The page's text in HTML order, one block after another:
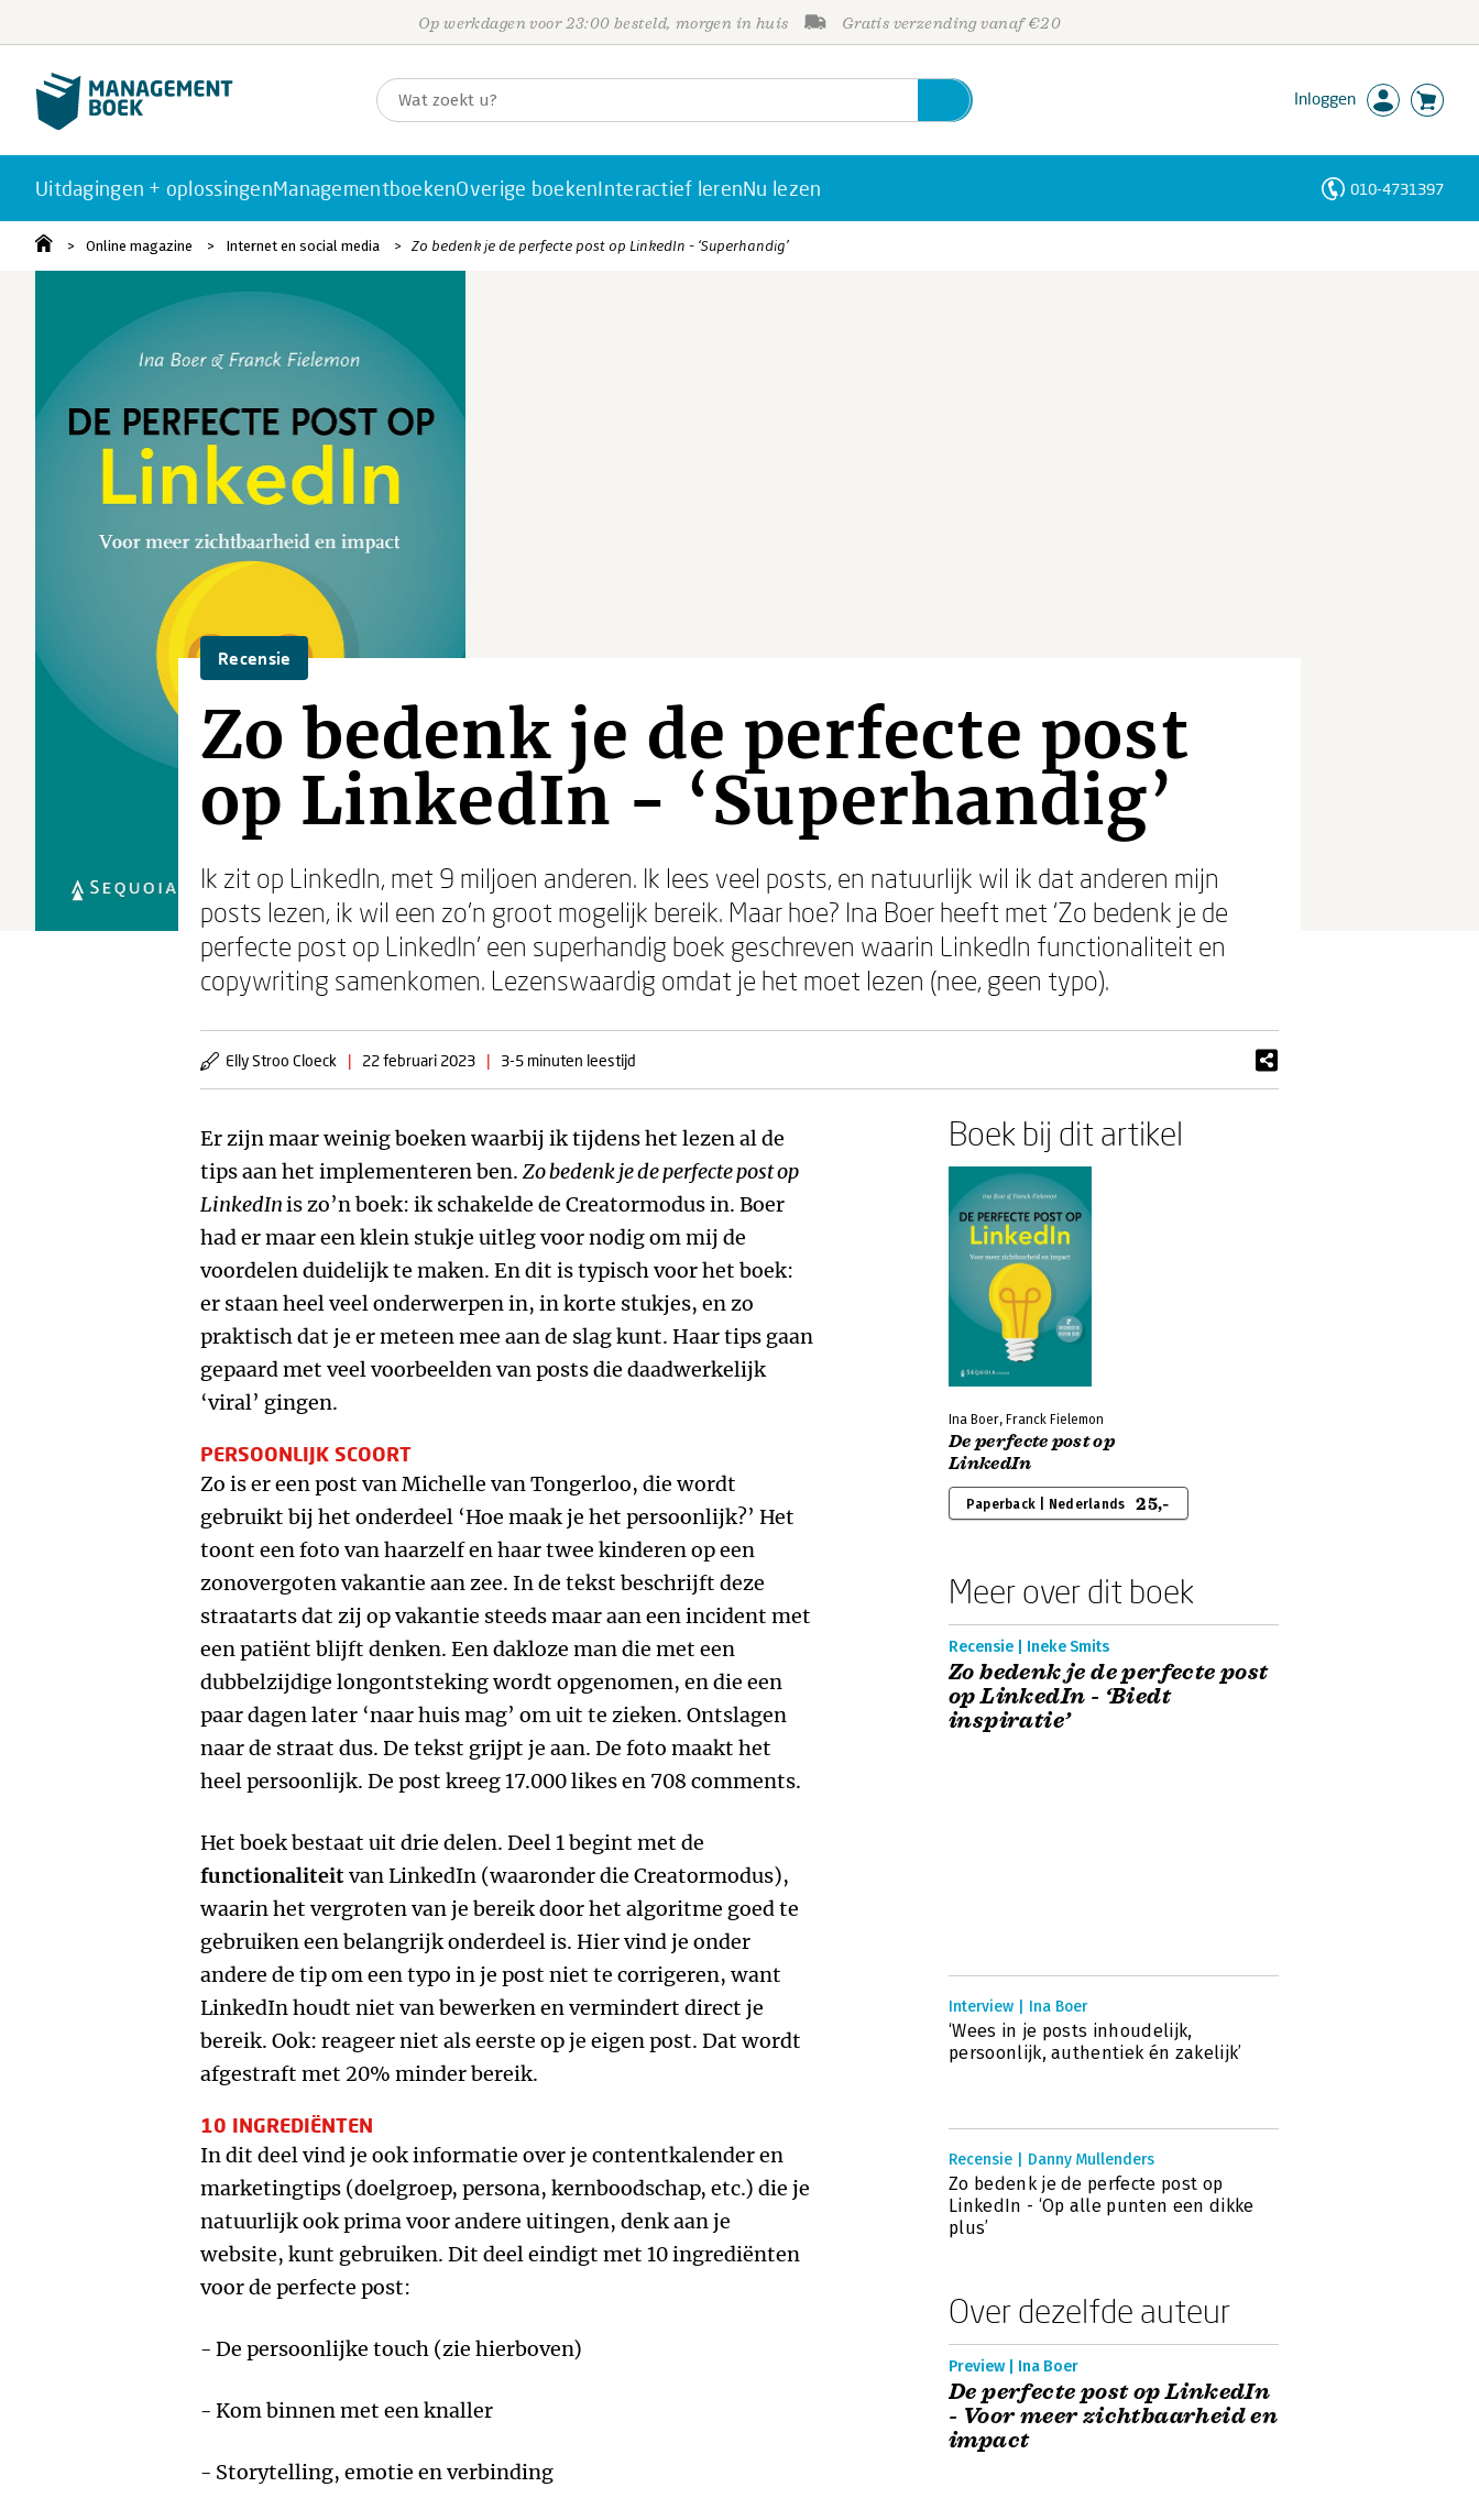
Op werkdagen voor 23:00 besteld, morgen in huis Gratis verzending vanaf €20
Inloggen
Uitdagingen + oplossingenManagementboekenOverige boekenInteractief lerenNu lezen 010-4731397
Online magazine Internet en social media Zo bedenk je de perfecte post op LinkedIn - ‘Superhandig’
Recensie
Zo bedenk je de perfecte post
op LinkedIn - ‘Superhandig’
Ik zit op LinkedIn, met 9 miljoen anderen. Ik lees veel posts, en natuurlijk wil ik dat anderen mijn
posts lezen, ik wil een zo’n groot mogelijk bereik. Maar hoe? Ina Boer heeft met ‘Zo bedenk je de
perfecte post op LinkedIn’ een superhandig boek geschreven waarin LinkedIn functionaliteit en
copywriting samenkomen. Lezenswaardig omdat je het moet lezen (nee, geen typo).
Elly Stroo Cloeck | 22 februari 2023 | 3-5 minuten leestijd
Er zijn maar weinig boeken waarbij ik tijdens het lezen al de
tips aan het implementeren ben. Zo bedenk je de perfecte post op
LinkedInis zo’n boek: ik schakelde de Creatormodus in. Boer
had er maar een klein stukje uitleg voor nodig om mij de
voordelen duidelijk te maken. En dit is typisch voor het boek:
er staan heel veel onderwerpen in, in korte stukjes, en zo
praktisch dat je er meteen mee aan de slag kunt. Haar tips gaan
gepaard met veel voorbeelden van posts die daadwerkelijk
‘viral’ gingen.
PERSOONLIJK SCOORT
Zo is er een post van Michelle van Tongerloo, die wordt
gebruikt bij het onderdeel ‘Hoe maak je het persoonlijk?’ Het
toont een foto van haarzelf en haar twee kinderen op een
zonovergoten vakantie aan zee. In de tekst beschrijft deze
straatarts dat zij op vakantie steeds maar aan een incident met
een patiënt blijft denken. Een dakloze man die met een
dubbelzijdige longontsteking wordt opgenomen, en die een
paar dagen later ‘naar huis mag’ om uit te zieken. Ontslagen
naar de straat dus. De tekst grijpt je aan. De foto maakt het
heel persoonlijk. De post kreeg 17.000 likes en 708 comments.
Het boek bestaat uit drie delen. Deel 1 begint met de
functionaliteitvan LinkedIn (waaronder die Creatormodus),
waarin het vergroten van je bereik door het algoritme goed te
gebruiken een belangrijk onderdeel is. Hier vind je onder
andere de tip om een typo in je post niet te corrigeren, want
LinkedIn houdt niet van bewerken en vermindert direct je
bereik. Ook: reageer niet als eerste op je eigen post. Dat wordt
afgestraft met 20% minder bereik.
10 INGREDIËNTEN
In dit deel vind je ook informatie over je contentkalender en
marketingtips (doelgroep, persona, kernboodschap, etc.) die je
natuurlijk ook prima voor andere uitingen, denk aan je
website, kunt gebruiken. Dit deel eindigt met 10 ingrediënten
voor de perfecte post:
- De persoonlijke touch (zie hierboven)
- Kom binnen met een knaller
- Storytelling, emotie en verbinding
Boek bij dit artikel
Ina Boer, Franck Fielemon
De perfecte post op
LinkedIn
Paperback | Nederlands 25,-
Meer over dit boek
Recensie | Ineke Smits
Zo bedenk je de perfecte post
op LinkedIn - ‘Biedt
inspiratie’
Interview | Ina Boer
‘Wees in je posts inhoudelijk,
persoonlijk, authentiek én zakelijk’
Recensie | Danny Mullenders
Zo bedenk je de perfecte post op
LinkedIn - ‘Op alle punten een dikke
plus’
Over dezelfde auteur
Preview | Ina Boer
De perfecte post op LinkedIn
- Voor meer zichtbaarheid en
impact
Personen